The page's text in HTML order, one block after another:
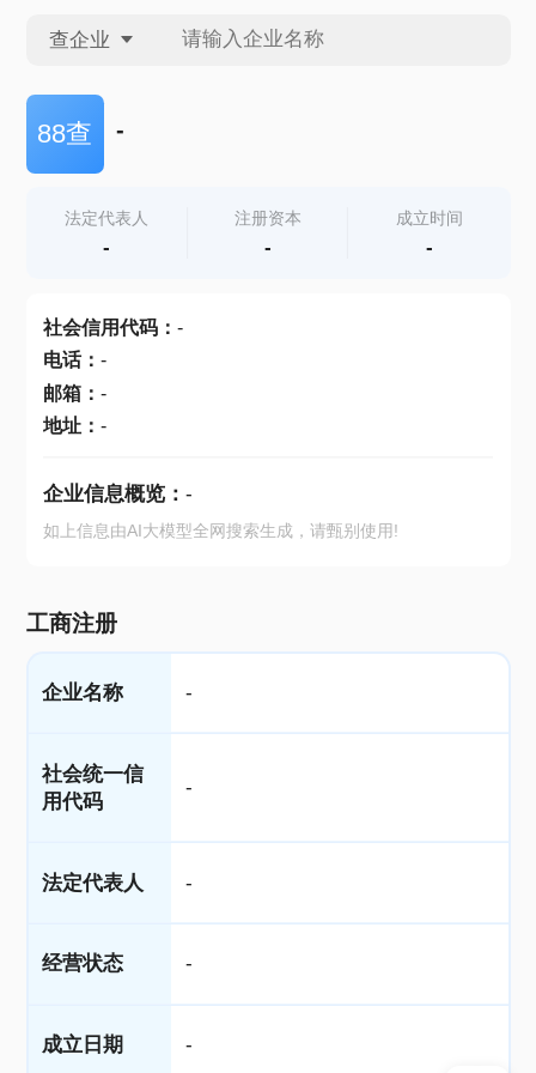
查企业
查企业
查产地
88查 -
法定代表人
-
注册资本
-
成立时间
-
社会信用代码： -
电话： -
邮箱： -
地址： -
企业信息概览： -
如上信息由AI大模型全网搜索生成，请甄别使用!
工商注册
企业名称 -
社会统一信
用代码
-
法定代表人 -
经营状态 -
成立日期 -